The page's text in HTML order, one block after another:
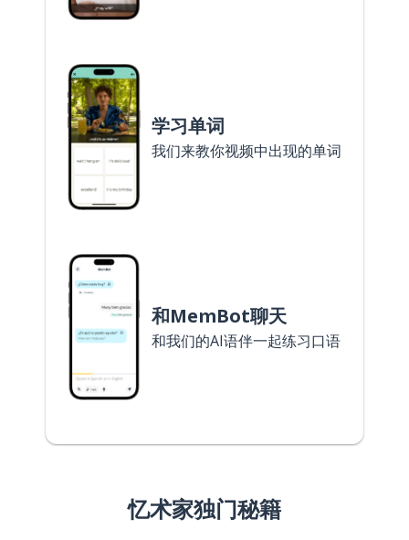
学习单词
我们来教你视频中出现的单词
和MemBot聊天
和我们的AI语伴一起练习口语
忆术家独门秘籍